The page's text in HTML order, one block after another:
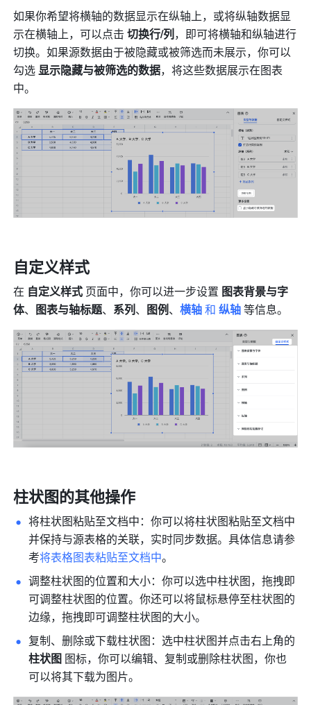
如果你希望将横轴的数据显示在纵轴上，或将纵轴数据显
示在横轴上，可以点击 切换行/列，即可将横轴和纵轴进行
切换。如果源数据由于被隐藏或被筛选而未展示，你可以
勾选 显示隐藏与被筛选的数据，将这些数据展示在图表
中。
自定义样式
在 自定义样式 页面中，你可以进一步设置 图表背景与字
体、 图表与轴标题、 系列、 图例、横轴 和 纵轴等信息。
柱状图的其他操作
将柱状图粘贴至文档中：你可以将柱状图粘贴至文档中
并保持与源表格的关联，实时同步数据。具体信息请参
考将表格图表粘贴至文档中。
调整柱状图的位置和大小：你可以选中柱状图，拖拽即
可调整柱状图的位置。你还可以将鼠标悬停至柱状图的
边缘，拖拽即可调整柱状图的大小。
柱状图 图标，你可以编辑、复制或删除柱状图，你也
可以将其下载为图片。